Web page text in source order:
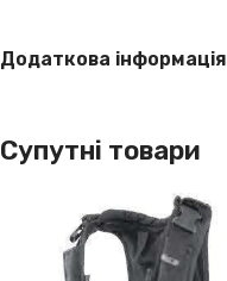
Додаткова інформація
Супутні товари